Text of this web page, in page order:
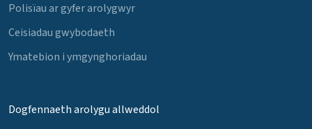
Polisïau ar gyfer arolygwyr
Ceisiadau gwybodaeth
Ymatebion i ymgynghoriadau
Dogfennaeth arolygu allweddol